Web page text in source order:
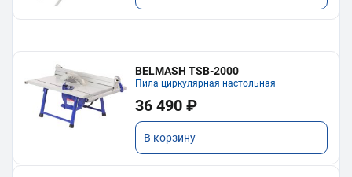
BELMASH TSB-2000
Пила циркулярная настольная
36 490 ₽
В корзину